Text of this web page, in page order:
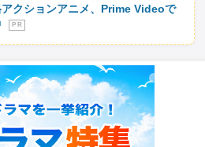
クションアニメ、Prime Videoで
P R